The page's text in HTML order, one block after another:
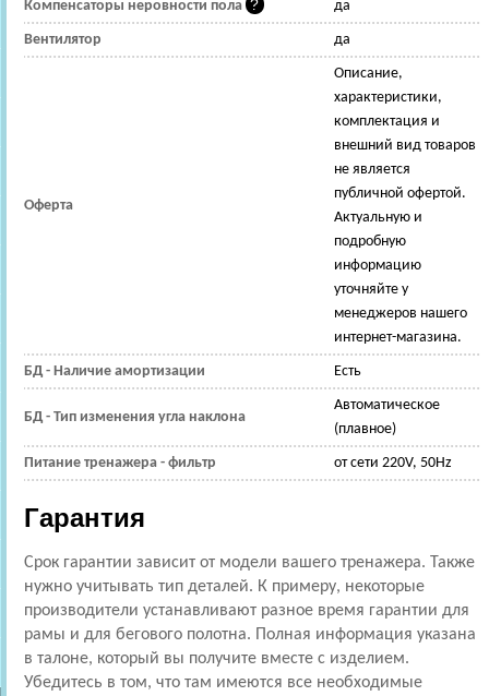
Компенсаторы неровности пола да
Вентилятор да
Оферта
Описание,
характеристики,
комплектация и
внешний вид товаров
не является
публичной офертой.
Актуальную и
подробную
информацию
уточняйте у
менеджеров нашего
интернет-магазина.
БД - Наличие амортизации Есть
БД - Тип изменения угла наклона
Автоматическое
(плавное)
Питание тренажера - фильтр от сети 220V, 50Hz
Гарантия
Срок гарантии зависит от модели вашего тренажера. Также
нужно учитывать тип деталей. К примеру, некоторые
производители устанавливают разное время гарантии для
рамы и для бегового полотна. Полная информация указана
в талоне, который вы получите вместе с изделием.
Убедитесь в том, что там имеются все необходимые